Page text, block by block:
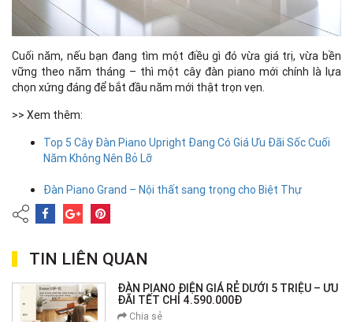
Cuối năm, nếu bạn đang tìm một điều gì đó vừa giá trị, vừa bền
vững theo năm tháng – thì một cây đàn piano mới chính là lựa
chọn xứng đáng để bắt đầu năm mới thật trọn vẹn.
>> Xem thêm:
Top 5 Cây Đàn Piano Upright Đang Có Giá Ưu Đãi Sốc Cuối
Năm Không Nên Bỏ Lỡ
Đàn Piano Grand – Nội thất sang trọng cho Biệt Thự
TIN LIÊN QUAN
ĐÀN PIANO ĐIỆN GIÁ RẺ DƯỚI 5 TRIỆU – ƯU
ĐÃI TẾT CHỈ 4.590.000Đ
Chia sẻ